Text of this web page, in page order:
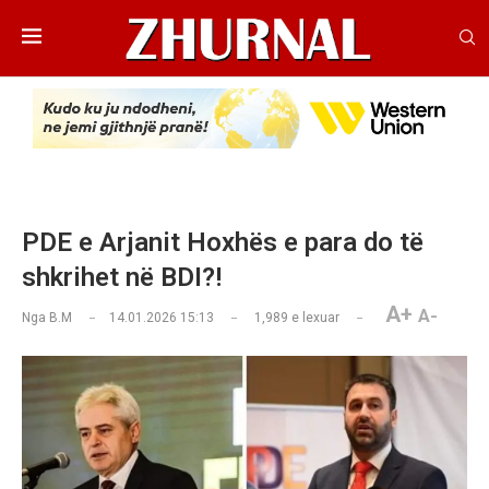
PDE e Arjanit Hoxhës e para do të
shkrihet në BDI?!
Nga B.M 14.01.2026 15:13 1,989 e lexuar A+ A-